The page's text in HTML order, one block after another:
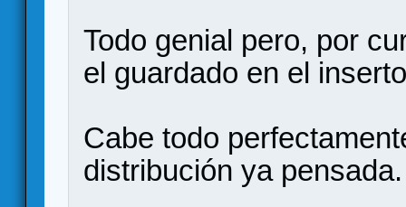
Todo genial pero, por
el guardado en el
Cabe todo
distribución ya pensada.